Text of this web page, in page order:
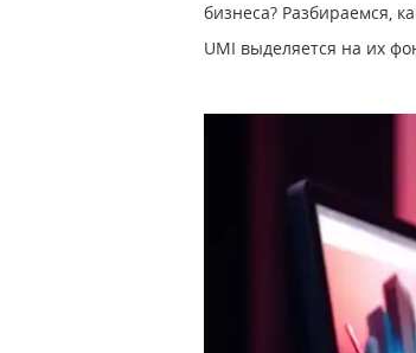
бизнеса? Разбираемся,
UMI выделяется на их